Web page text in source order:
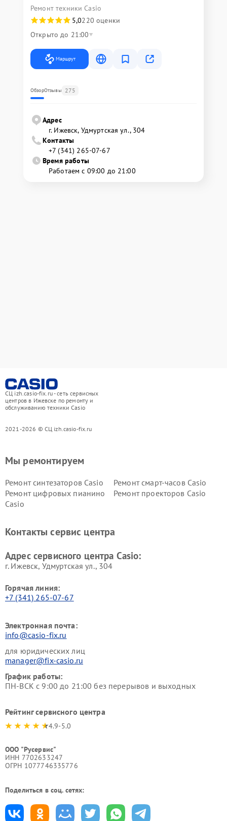
Ремонт техники Casio
5,0220 оценки
Открыто до 21:00
Маршрут
ОбзорОтзывы 275
Адрес
г. Ижевск, Удмуртская ул., 304
Контакты
+7 (341) 265-07-67
Время работы
Работаем с 09:00 до 21:00
СЦ izh.casio-fix.ru - сеть сервисных
центров в Ижевске по ремонту и
обслуживанию техники Casio
2021-2026 © СЦ izh.casio-fix.ru
Мы ремонтируем
Ремонт синтезаторов Casio
Ремонт смарт-часов Casio
Ремонт цифровых пианино
Casio
Ремонт проекторов Casio
Контакты сервис центра
Адрес сервисного центра Casio:
г. Ижевск, Удмуртская ул., 304
Горячая линия:
+7 (341) 265-07-67
Электронная почта:
info@casio-fix.ru
для юридических лиц
manager@fix-casio.ru
График работы:
ПН-ВСК с 9:00 до 21:00 без перерывов и выходных
Рейтинг сервисного центра
4.9-5.0
ООО "Русервис"
ИНН 7702633247
ОГРН 1077746335776
Поделиться в соц. сетях: